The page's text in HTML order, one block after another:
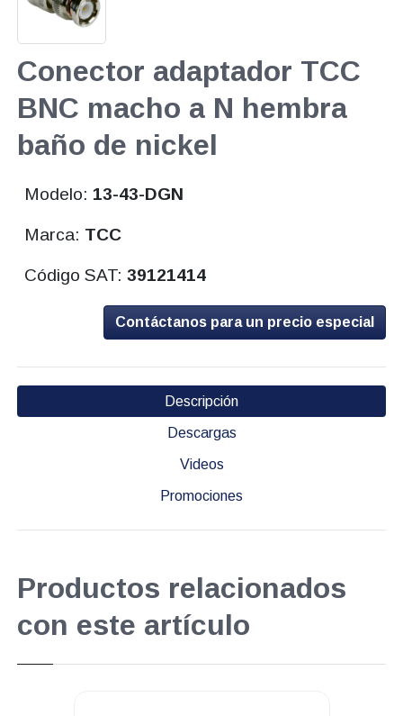
Conector adaptador TCC
BNC macho a N hembra
baño de nickel
Modelo: 13-43-DGN
Marca: TCC
Código SAT:39121414
Contáctanos para un precio especial
Descripción
Descargas
Videos
Promociones
Productos relacionados
con este artículo